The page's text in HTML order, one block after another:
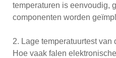
temperaturen is eenvoudig,
componenten worden
2. Lage temperatuurtest van
Hoe vaak falen